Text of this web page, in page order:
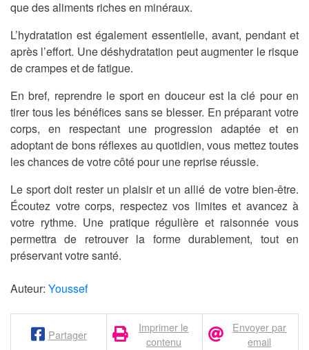
que des aliments riches en minéraux.
L’hydratation est également essentielle, avant, pendant et
après l’effort. Une déshydratation peut augmenter le risque
de crampes et de fatigue.
En bref, reprendre le sport en douceur est la clé pour en
tirer tous les bénéfices sans se blesser. En préparant votre
corps, en respectant une progression adaptée et en
adoptant de bons réflexes au quotidien, vous mettez toutes
les chances de votre côté pour une reprise réussie.
Le sport doit rester un plaisir et un allié de votre bien-être.
Écoutez votre corps, respectez vos limites et avancez à
votre rythme. Une pratique régulière et raisonnée vous
permettra de retrouver la forme durablement, tout en
préservant votre santé.
Auteur: Youssef
Partager
Imprimer le
contenu
Envoyer par
email